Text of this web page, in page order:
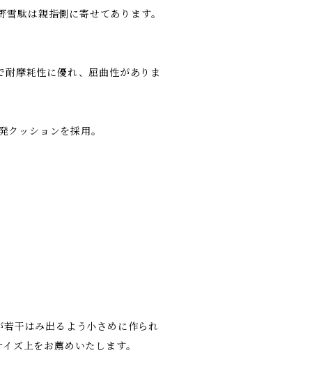
駄は親指側に寄せてあります。
摩耗性に優れ、屈曲性がありま
ッションを採用。
干はみ出るよう小さめに作られ
ズ上をお薦めいたします。